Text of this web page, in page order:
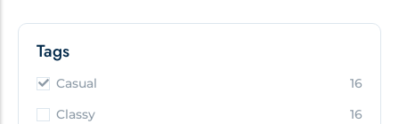
Tags
Casual
16
Classy
16